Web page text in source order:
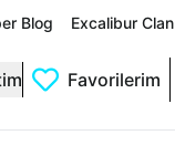
Blog Excalibur Clan
Favorilerim